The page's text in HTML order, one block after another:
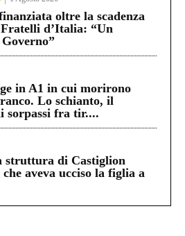
oltre la scadenza
d’Italia: “Un
in A1 in cui morirono
Lo schianto, il
sorpassi fra tir....
struttura di Castiglion
aveva ucciso la figlia a